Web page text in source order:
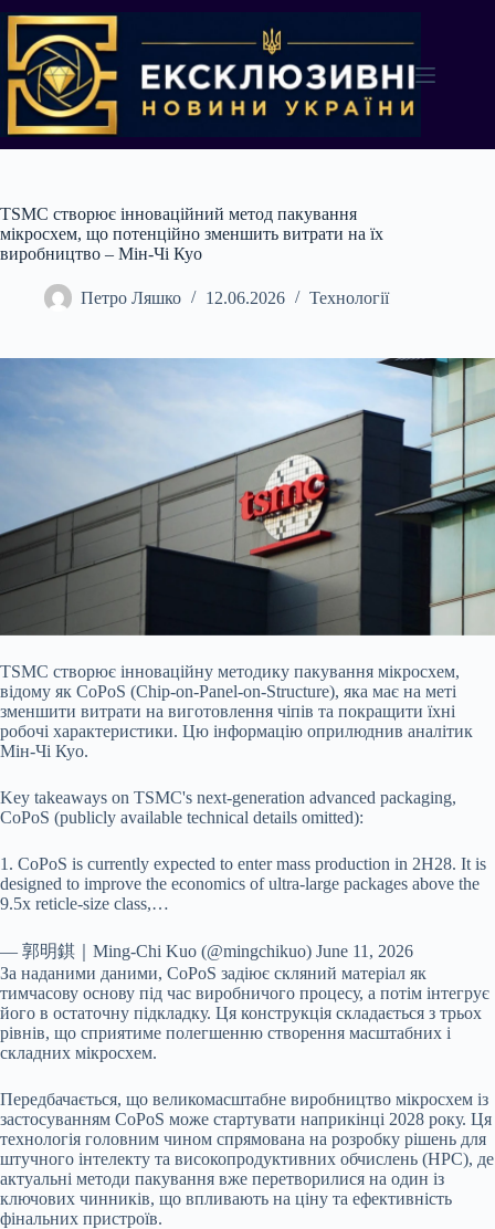
до
вмісту
TSMC створює інноваційний метод пакування
мікросхем, що потенційно зменшить витрати на їх
виробництво – Мін-Чі Куо
Петро Ляшко 12.06.2026 Технології
TSMC створює інноваційну методику пакування мікросхем,
відому як CoPoS (Chip-on-Panel-on-Structure), яка має на меті
зменшити витрати на виготовлення чіпів та покращити їхні
робочі характеристики. Цю інформацію оприлюднив аналітик
Мін-Чі Куо.
Key takeaways on TSMC's next-generation advanced packaging,
CoPoS (publicly available technical details omitted):
1. CoPoS is currently expected to enter mass production in 2H28. It is
designed to improve the economics of ultra-large packages above the
9.5x reticle-size class,…
— 郭明錤｜Ming-Chi Kuo (@mingchikuo) June 11, 2026
За наданими даними, CoPoS задіює скляний матеріал як
тимчасову основу під час виробничого процесу, а потім інтегрує
його в остаточну підкладку. Ця конструкція складається з трьох
рівнів, що сприятиме полегшенню створення масштабних і
складних мікросхем.
Передбачається, що великомасштабне виробництво мікросхем із
застосуванням CoPoS може стартувати наприкінці 2028 року. Ця
технологія головним чином спрямована на розробку рішень для
штучного інтелекту та високопродуктивних обчислень (HPC), де
актуальні методи пакування вже перетворилися на один із
ключових чинників, що впливають на ціну та ефективність
фінальних пристроїв.